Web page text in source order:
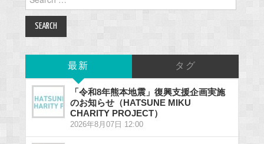
for:
最新 タグ
「令和8年熊本地震」復興支援企画実施
のお知らせ（HATSUNE MIKU
CHARITY PROJECT）
2026年8月07日 12:00